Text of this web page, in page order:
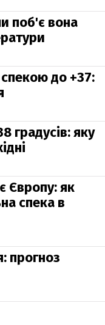
поб'є вона
спекою до +37:
градусів: яку
Європу: як
спека в
прогноз